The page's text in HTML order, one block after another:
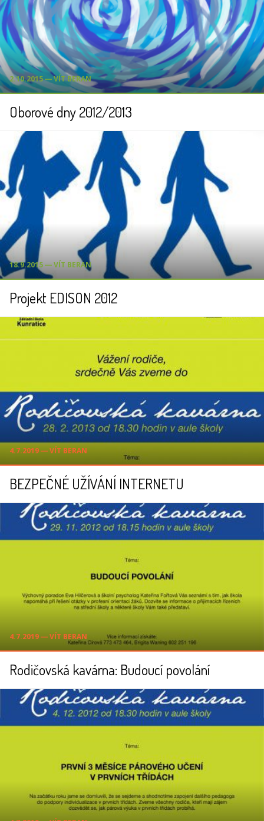
2.10.2015 ― VÍT BERAN
Oborové dny 2012/2013
18.9.2015 ― VÍT BERAN
Projekt EDISON 2012
4.7.2019 ― VÍT BERAN
BEZPEČNÉ UŽÍVÁNÍ INTERNETU
4.7.2019 ― VÍT BERAN
Rodičovská kavárna: Budoucí povolání